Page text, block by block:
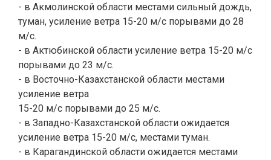
- в Акмолинской области местами сильный дождь,
туман, усиление ветра 15-20 м/с порывами до 28
м/с.
- в Актюбинской области усиление ветра 15-20 м/с
порывами до 23 м/с.
- в Восточно-Казахстанской области местами
усиление ветра
15-20 м/с порывами до 25 м/с.
- в Западно-Казахстанской области ожидается
усиление ветра 15-20 м/с, местами туман.
- в Карагандинской области ожидается местами